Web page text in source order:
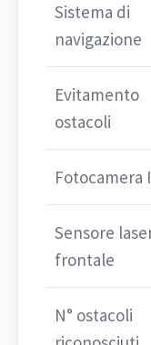
Sistema di
navigazione
Evitamento
ostacoli
Fotocamera
Sensore
frontale
N° ostacoli